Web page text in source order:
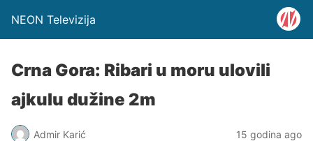
NEON Televizija
Crna Gora: Ribari u moru ulovili
ajkulu dužine 2m
Admir Karić 15 godina ago